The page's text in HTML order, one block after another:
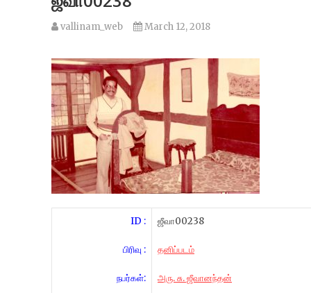
vallinam_web March 12, 2018
ID :
பிரிவு :
நபர்கள்:
ஜீவா00238
தனிப்படம்
அரு. சு. ஜீவானந்தன்